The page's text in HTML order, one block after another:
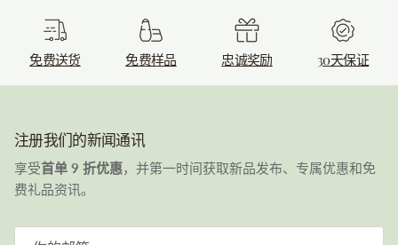
免费送货 免费样品 忠诚奖励 30天保证
注册我们的新闻通讯
享受首单 9 折优惠，并第一时间获取新品发布、专属优惠和免
费礼品资讯。